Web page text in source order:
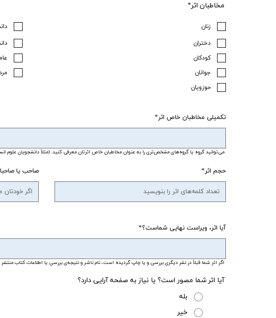
زنان
دختران
کودکان
جوانان
حوزویان
تکمیلی مخاطبان خاص اثر
حجم اثر
آیا اثر، ویراست نهایی شماست؟
صاحب یا
بله
خیر
مخاطبان اثر*
می‌توانید گروه یا گروه‌های مشخص‌تری را به عنوان مخاطبان خاص اثرتان معرفی کنید. (مثلاً دانشجویان علوم
اگر اثر شما قبلاً در نشر دیگری بررسی و یا چاپ گردیده است، نام ناشر و نتیجه‌ی بررسی یا اطلاعات کتاب
آیا اثر شما مصور است؟ یا نیاز به صفحه آرایی دارد؟